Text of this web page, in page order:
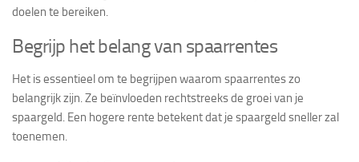
doelen te bereiken.
Begrijp het belang van spaarrentes
Het is essentieel om te begrijpen waarom spaarrentes zo
belangrijk zijn. Ze beïnvloeden rechtstreeks de groei van je
spaargeld. Een hogere rente betekent dat je spaargeld sneller zal
toenemen.